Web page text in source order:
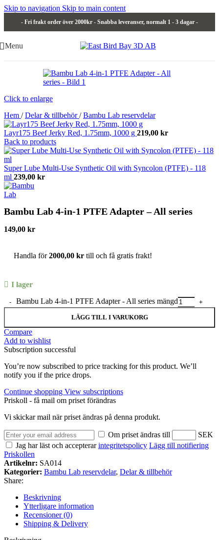
Skip to navigation Skip to main content
- Fri frakt order över 2000kr - Snabba leveranser, normalt 1 - 3 dagar -
Menu
Click to enlarge
Hem / Delar & tillbehör/ Bambu Lab reservdelar
Layr175 Beef Jerky Red, 1.75mm, 1000 g 219,00 kr
Back to products
Super Lube Multi-Use Synthetic Oil with Syncolon (PTFE) - 118
ml 239,00 kr
Bambu Lab 4-in-1 PTFE Adapter – All series
149,00 kr
Handla för2000,00 kr till och få gratis frakt!
I lager
Bambu Lab 4-in-1 PTFE Adapter - All series mängd
LÄGG TILL I VARUKORG
Compare
Add to wishlist
Subscription successful
You’re now subscribed to price tracking for this product. We’ll
notify you if the price drops.
Continue shopping View subscriptions
Priskoll - få mail om priset förändras
Vi skickar mail när priset ändras på denna produkt.
Om priset ändras till
SEK
Jag har läst och accepterarintegritetspolicy Lägg till notifiering
Priskollen
Artikelnr: SA014
Kategorier: Bambu Lab reservdelar, Delar & tillbehör
Share:
Beskrivning
Ytterligare information
Recensioner (0)
Shipping & Delivery